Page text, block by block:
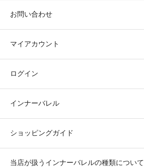
お問い合わせ
マイアカウント
ログイン
インナーバレル
ショッピングガイド
当店が扱うインナーバレルの種類について